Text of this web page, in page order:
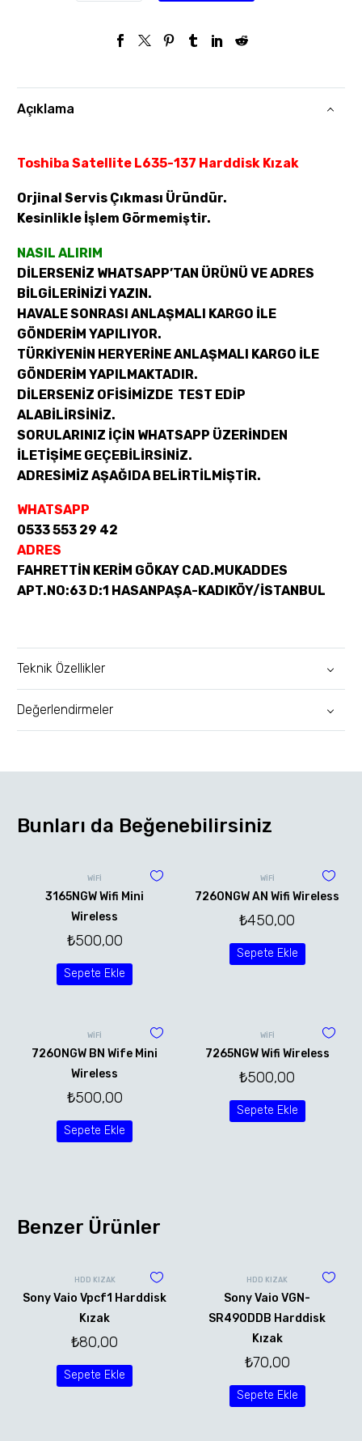
Açıklama
Toshiba Satellite L635-137 Harddisk Kızak
Orjinal Servis Çıkması Üründür.
Kesinlikle İşlem Görmemiştir.
NASIL ALIRIM
DİLERSENİZ WHATSAPP’TAN ÜRÜNÜ VE ADRES
BİLGİLERİNİZİ YAZIN.
HAVALE SONRASI ANLAŞMALI KARGO İLE
GÖNDERİM YAPILIYOR.
TÜRKİYENİN HERYERİNE ANLAŞMALI KARGO İLE
GÖNDERİM YAPILMAKTADIR.
DİLERSENİZ OFİSİMİZDE TEST EDİP
ALABİLİRSİNİZ.
SORULARINIZ İÇİN WHATSAPP ÜZERİNDEN
İLETİŞİME GEÇEBİLİRSİNİZ.
ADRESİMİZ AŞAĞIDA BELİRTİLMİŞTİR.
WHATSAPP
0533 553 29 42
ADRES
FAHRETTİN KERİM GÖKAY CAD.MUKADDES
APT.NO:63 D:1 HASANPAŞA-KADIKÖY/İSTANBUL
Teknik Özellikler
Değerlendirmeler
Bunları da Beğenebilirsiniz
WİFİ
3165NGW Wifi Mini
Wireless
₺500,00
Sepete Ekle
WİFİ
7260NGW AN Wifi Wireless
₺450,00
Sepete Ekle
WİFİ
7260NGW BN Wife Mini
Wireless
₺500,00
Sepete Ekle
WİFİ
7265NGW Wifi Wireless
₺500,00
Sepete Ekle
Benzer Ürünler
HDD KIZAK
Sony Vaio Vpcf1 Harddisk
Kızak
₺80,00
Sepete Ekle
HDD KIZAK
Sony Vaio VGN-
SR490DDB Harddisk
Kızak
₺70,00
Sepete Ekle